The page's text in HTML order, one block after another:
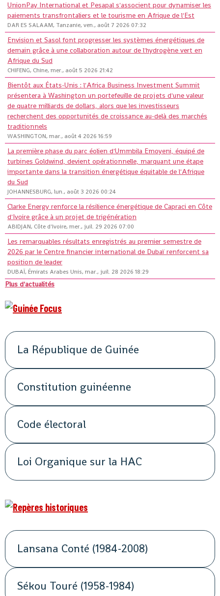
UnionPay International et Pesapal s'associent pour dynamiser les
paiements transfrontaliers et le tourisme en Afrique de l'Est
DAR ES SALAAM, Tanzanie, ven., août 7 2026 07:32
Envision et Sasol font progresser les systèmes énergétiques de
demain grâce à une collaboration autour de l'hydrogène vert en
Afrique du Sud
CHIFENG, Chine, mer., août 5 2026 21:42
Bientôt aux États-Unis : l'Africa Business Investment Summit
présentera à Washington un portefeuille de projets d'une valeur
de quatre milliards de dollars, alors que les investisseurs
recherchent des opportunités de croissance au-delà des marchés
traditionnels
WASHINGTON, mar., août 4 2026 16:59
La première phase du parc éolien d'Ummbila Emoyeni, équipé de
turbines Goldwind, devient opérationnelle, marquant une étape
importante dans la transition énergétique équitable de l'Afrique
du Sud
JOHANNESBURG, lun., août 3 2026 00:24
Clarke Energy renforce la résilience énergétique de Capraci en Côte
d'Ivoire grâce à un projet de trigénération
ABIDJAN, Côte d'Ivoire, mer., juil. 29 2026 07:00
Les remarquables résultats enregistrés au premier semestre de
2026 par le Centre financier international de Dubaï renforcent sa
position de leader
DUBAÏ, Émirats Arabes Unis, mar., juil. 28 2026 18:29
Plus d'actualités
La République de Guinée
Constitution guinéenne
Code électoral
Loi Organique sur la HAC
Lansana Conté (1984-2008)
Sékou Touré (1958-1984)